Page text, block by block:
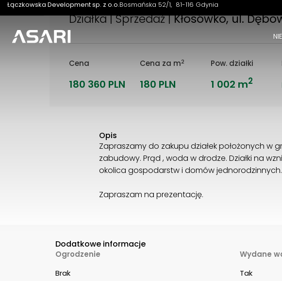
Łączkowska Development sp. z o.o.Bosmańska 52/1 81-116 Gdynia
Działka | Sprzedaż |Kłosówko, ul.
Cena
180 360 PLN
Cena za m2
180 PLN
Pow. działki
1 002 m2
Opis
Zapraszamy do zakupu działek położonych w
zabudowy. Prąd , woda w drodze. Działki na
okolica gospodarstw i domów jednorodzinnych.
Zapraszam na prezentację.
Dodatkowe informacje
Ogrodzenie
Brak
Wydane
Tak